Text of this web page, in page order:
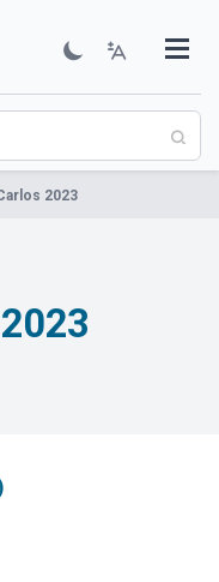
2023